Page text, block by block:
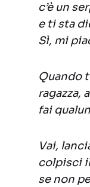
c’è un
e ti sta
Sì, mi
Quando
ragazza,
fai
Vai,
colpisci
se non